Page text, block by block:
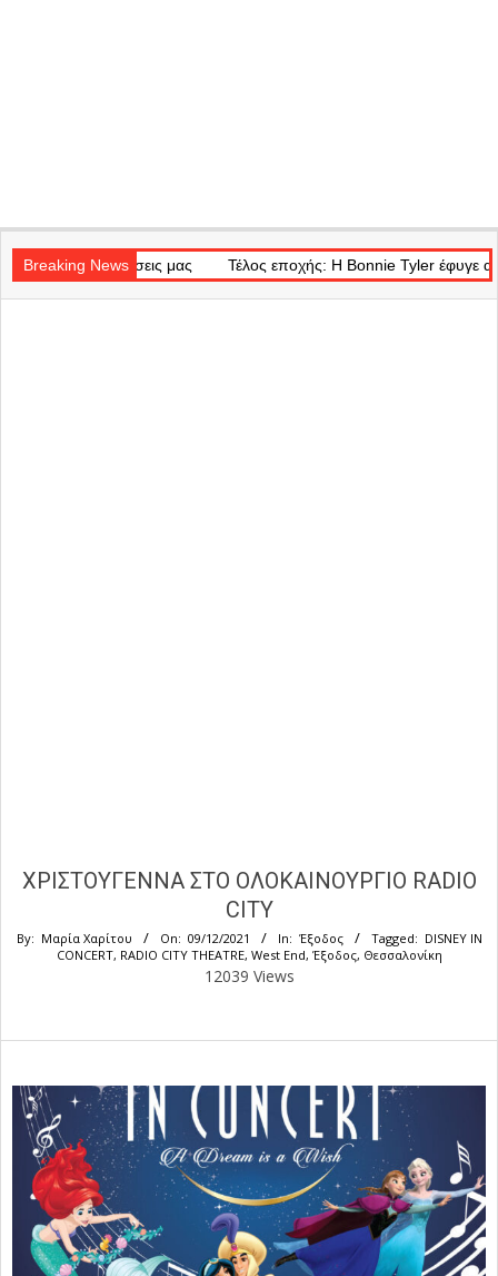
Navigation
Menu
Breaking News
μας Τέλος εποχής: Η Bonnie Tyler έφυγε από τη ζωή στα
ΧΡΙΣΤΟΥΓΕΝΝΑ ΣΤΟ ΟΛΟΚΑΙΝΟΥΡΓΙΟ RADIO
CITY
By: Μαρία Χαρίτου On: 09/12/2021 In: Έξοδος Tagged: DISNEY IN
CONCERT, RADIO CITY THEATRE, West End, Έξοδος, Θεσσαλονίκη
12039 Views